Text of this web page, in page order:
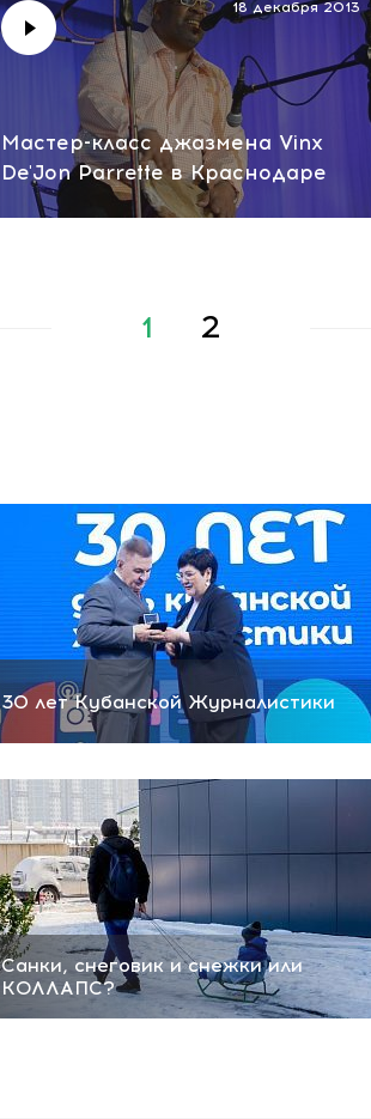
Мастер-класс джазмена Vinx
De'Jon Parrette в Краснодаре
18 декабря 2013
1 2
30 лет Кубанской Журналистики
Санки, снеговик и снежки или
КОЛЛАПС?